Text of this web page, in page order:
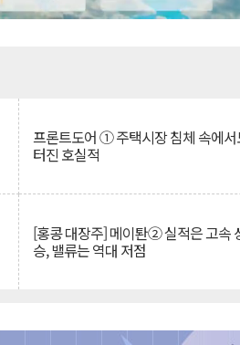
프론트도어 ① 주택시장 침체 속에서
터진 호실적
[홍콩 대장주] 메이퇀② 실적은 고속
승, 밸류는 역대 저점